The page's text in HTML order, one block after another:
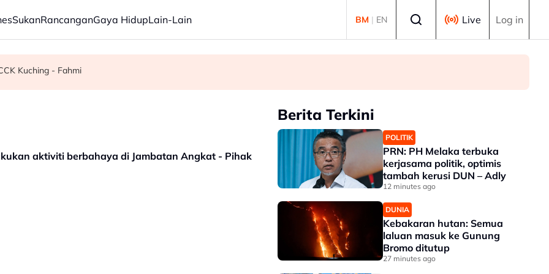
SukanRancanganGaya HidupLain-Lain BM | EN Live Log in
tambah kerusi DUN – Adly
Bromo ditutup
Kuching - Fahmi
aktiviti berbahaya di Jambatan Angkat - Pihak
Berita Terkini
POLITIK
PRN: PH Melaka terbuka
kerjasama politik, optimis
tambah kerusi DUN – Adly
12 minutes ago
DUNIA
Kebakaran hutan: Semua
laluan masuk ke Gunung
Bromo ditutup
27 minutes ago